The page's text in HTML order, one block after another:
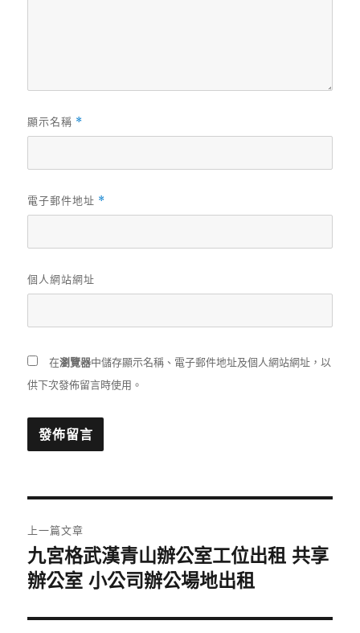
顯示名稱 *
電子郵件地址 *
個人網站網址
在瀏覽器中儲存顯示名稱、電子郵件地址及個人網站網址，以
供下次發佈留言時使用。
章
導
覽
上一篇文章
上
一
文
九宮格武漢青山辦公室工位出租 共享
辦公室 小公司辦公場地出租